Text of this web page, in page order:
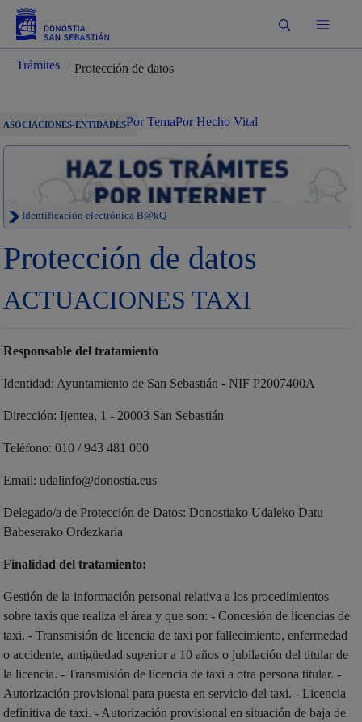
Buscar
Trámites Protección de datos
ASOCIACIONES-ENTIDADESPor TemaPor Hecho Vital
Identificación electrónica B@kQ
Protección de datos
ACTUACIONES TAXI
Responsable del tratamiento
Identidad: Ayuntamiento de San Sebastián - NIF P2007400A
Dirección: Ijentea, 1 - 20003 San Sebastián
Teléfono: 010 / 943 481 000
Email: udalinfo@donostia.eus
Delegado/a de Protección de Datos: Donostiako Udaleko Datu
Babeserako Ordezkaria
Finalidad del tratamiento:
Gestión de la información personal relativa a los procedimientos
sobre taxis que realiza el área y que son: - Concesión de licencias de
taxi. - Transmisión de licencia de taxi por fallecimiento, enfermedad
o accidente, antigüedad superior a 10 años o jubilación del titular de
la licencia. - Transmisión de licencia de taxi a otra persona titular. -
Autorización provisional para puesta en servicio del taxi. - Licencia
definitiva de taxi. - Autorización provisional en situación de baja de